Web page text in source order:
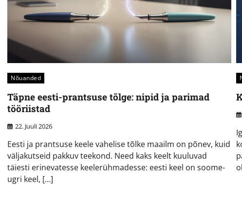
Nõuanded
Täpne eesti-prantsuse tõlge: nipid ja parimad
tööriistad
22. Juuli 2026
Eesti ja prantsuse keele vahelise tõlke maailm on põnev, kuid
väljakutseid pakkuv teekond. Need kaks keelt kuuluvad
täiesti erinevatesse keelerühmadesse: eesti keel on soome-
ugri keel, […]